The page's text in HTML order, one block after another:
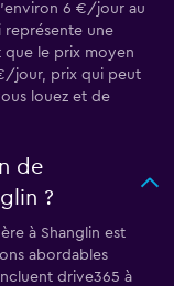
6 €/jour au
représente une
que le prix moyen
jour, prix qui peut
louez et de
de
?
à Shanglin est
abordables
drive365 à